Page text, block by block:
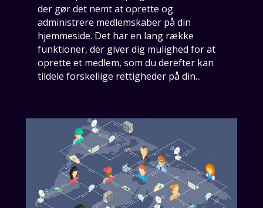
der gør det nemt at oprette og
administrere medlemskaber på din
hjemmeside. Det har en lang række
funktioner, der giver dig mulighed for at
oprette et medlem, som du derefter kan
tildele forskellige rettigheder på din...